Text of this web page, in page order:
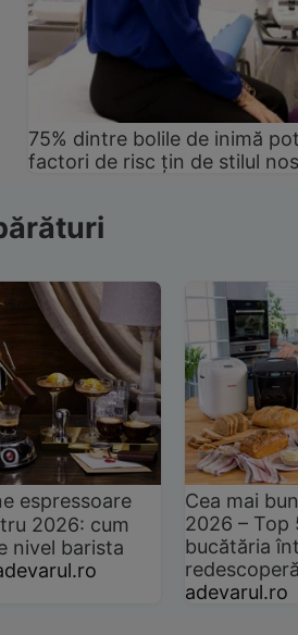
75% dintre bolile de inimă
factori de risc țin de stilul
espressoare
2026: cum
nivel barista
Cea mai
2026 –
bucătăria
adevarul.ro